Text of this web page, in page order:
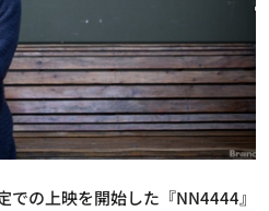
の上映を開始した『NN4444』